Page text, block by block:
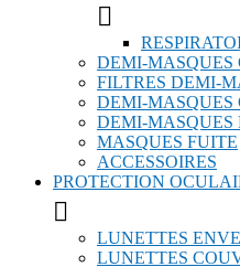

DEMI-
FILTRES DEMI-
DEMI-MASQUES
DEMI-MASQUES
MASQUES FUITE
ACCESSOIRES
PROTECTION

LUNETTES
LUNETTES